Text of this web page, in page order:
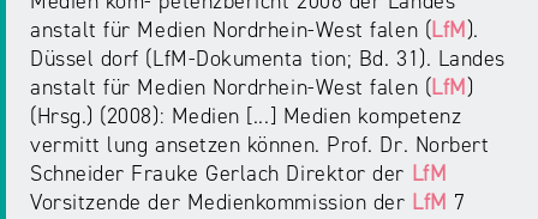
anstalt für Medien Nordrhein-West falen (LfM).
Düssel dorf (LfM-Dokumenta tion; Bd. 31). Landes
anstalt für Medien Nordrhein-West falen (LfM)
(Hrsg.) (2008): Medien [...] Medien kompetenz
vermitt lung ansetzen können. Prof. Dr. Norbert
Schneider Frauke Gerlach Direktor der LfM
Vorsitzende der Medienkommission der LfM 7